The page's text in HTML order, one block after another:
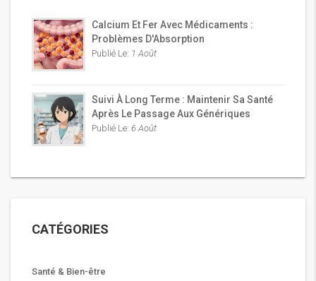
Calcium Et Fer Avec Médicaments :
Problèmes D'Absorption
Publié Le: 1 Août
Suivi À Long Terme : Maintenir Sa Santé
Après Le Passage Aux Génériques
Publié Le: 6 Août
CATÉGORIES
Santé & Bien-être